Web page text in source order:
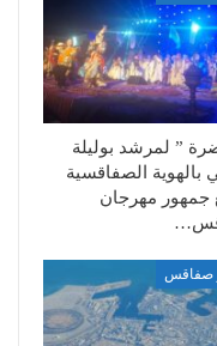
” لمرشد بوليلة
بالهوية الصفاقسية
جمهور مهرجان
صفاقس